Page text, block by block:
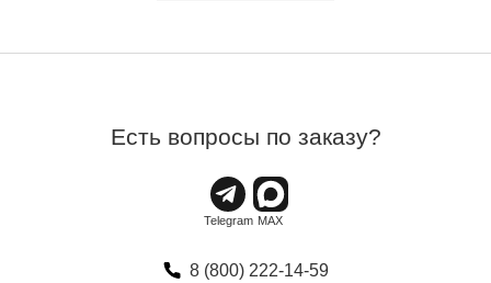
Есть вопросы по заказу?
8 (800) 222-14-59